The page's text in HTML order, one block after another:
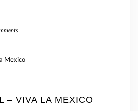
– VIVA LA MEXICO